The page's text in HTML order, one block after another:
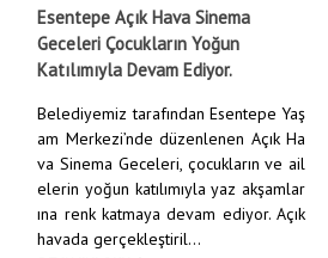
Esentepe Açık Hava Sinema
Geceleri Çocukların Yoğun
Katılımıyla Devam Ediyor.
Belediyemiz tarafından Esentepe Yaş
am Merkezi’nde düzenlenen Açık Ha
va Sinema Geceleri, çocukların ve ail
elerin yoğun katılımıyla yaz akşamlar
ına renk katmaya devam ediyor. Açık
havada gerçekleştiril...